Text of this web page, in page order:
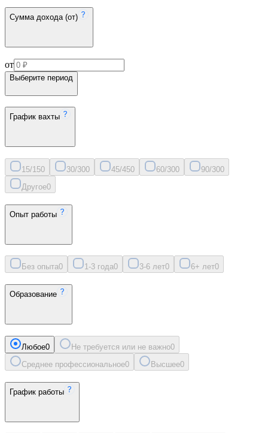
Сумма дохода (от)
от
Выберите период
График вахты
15/150 30/300 45/450 60/300 90/300
Другое0
Опыт работы
Без опыта0 1-3 года0 3-6 лет0 6+ лет0
Образование
Любое0 Не требуется или не важно0
Среднее профессиональное0 Высшее0
График работы